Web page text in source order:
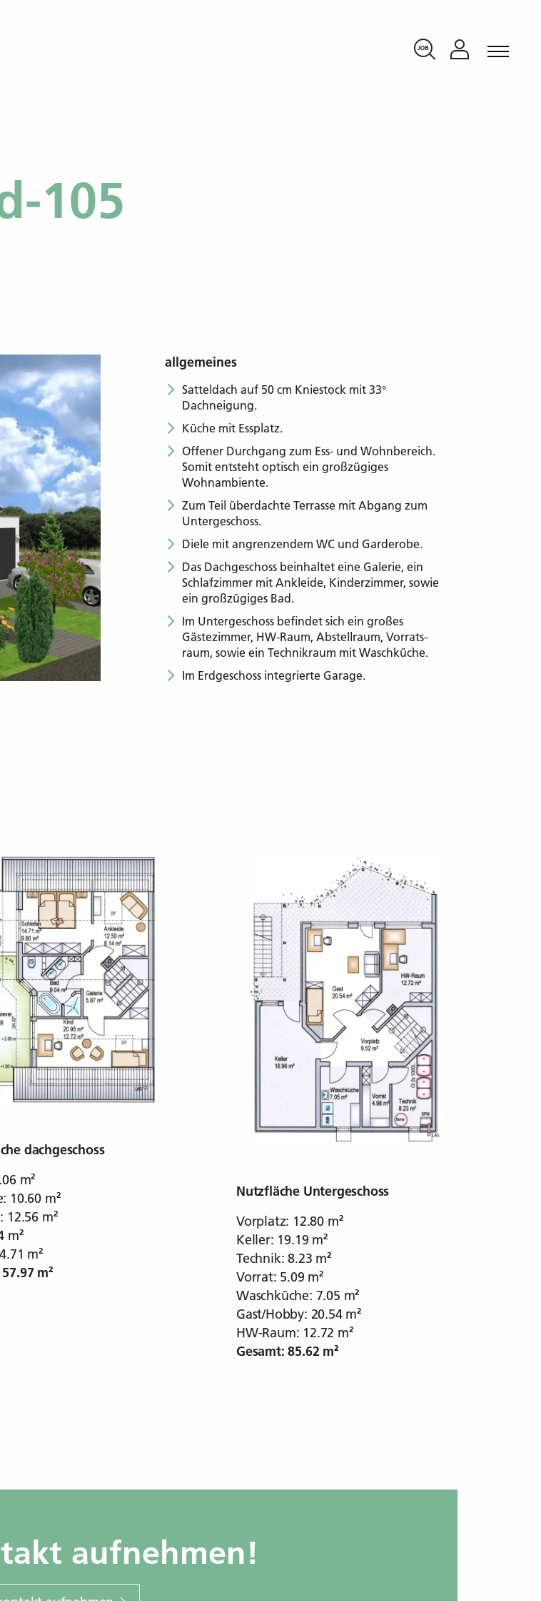
105
allgemeines
Satteldach auf 50 cm Kniestock mit 33°
Dachneigung.
Küche mit Essplatz.
Offener Durchgang zum Ess- und Wohnbereich.
Somit entsteht optisch ein großzügiges
Wohnambiente.
Zum Teil überdachte Terrasse mit Abgang zum
Untergeschoss.
Diele mit angrenzendem WC und Garderobe.
Das Dachgeschoss beinhaltet eine Galerie, ein
Schlafzimmer mit Ankleide, Kinderzimmer, sowie
ein großzügiges Bad.
Im Untergeschoss befindet sich ein großes
Gästezimmer, HW-Raum, Abstellraum, Vorrats-
raum, sowie ein Technikraum mit Waschküche.
Im Erdgeschoss integrierte Garage.
dachgeschoss
m²
10.60 m²
12.56 m²
m²
m²
m²
Nutzfläche Untergeschoss
Vorplatz: 12.80 m²
Keller: 19.19 m²
Technik: 8.23 m²
Vorrat: 5.09 m²
Waschküche: 7.05 m²
Gast/Hobby: 20.54 m²
HW-Raum: 12.72 m²
Gesamt: 85.62 m²
aufnehmen!
unternehmen
individualität pur
KUNDENHÄUSERHAUSENTWÜRFE
darum vollmer